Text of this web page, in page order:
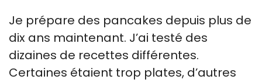
Je prépare des pancakes depuis plus de
dix ans maintenant. J’ai testé des
dizaines de recettes différentes.
Certaines étaient trop plates, d’autres